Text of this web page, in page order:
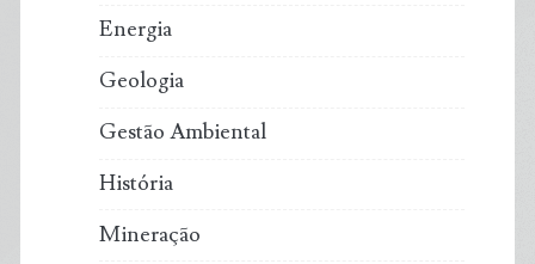
Energia
Geologia
Gestão Ambiental
História
Mineração